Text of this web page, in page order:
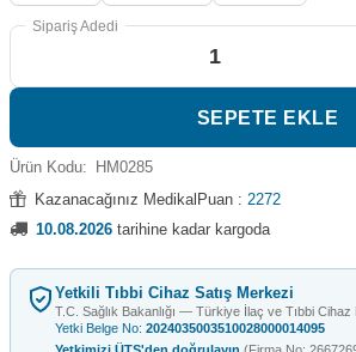
Sipariş Adedi
SEPETE EKLE
Ürün Kodu:
HM0285
Kazanacağınız MedikalPuan : 2272
10.08.2026 tarihine kadar kargoda
Yetkili Tıbbi Cihaz Satış Merkezi
T.C. Sağlık Bakanlığı — Türkiye İlaç ve Tıbbi
Yetki Belge No: 2024035003510028000014095